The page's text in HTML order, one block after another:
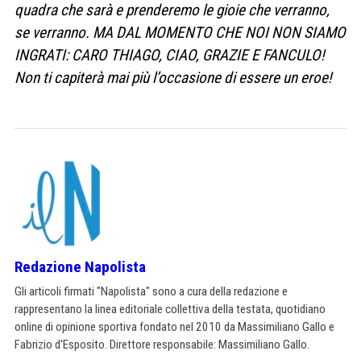
quadra che sarà e prenderemo le gioie che verranno,
se verranno. MA DAL MOMENTO CHE NOI NON SIAMO
INGRATI: CARO THIAGO, CIAO, GRAZIE E FANCULO!
Non ti capiterà mai più l’occasione di essere un eroe!
Redazione Napolista
Gli articoli firmati "Napolista" sono a cura della redazione e
rappresentano la linea editoriale collettiva della testata, quotidiano
online di opinione sportiva fondato nel 2010 da Massimiliano Gallo e
Fabrizio d'Esposito. Direttore responsabile: Massimiliano Gallo.